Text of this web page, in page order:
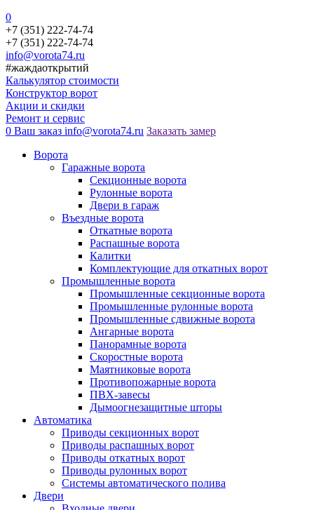
0
+7 (351) 222-74-74
+7 (351) 222-74-74
info@vorota74.ru
#жаждаоткрытий
Калькулятор стоимости
Конструктор ворот
Акции и скидки
Ремонт и сервис
0 Ваш заказ info@vorota74.ru Заказать замер
Ворота
Гаражные ворота
Секционные ворота
Рулонные ворота
Двери в гараж
Въездные ворота
Откатные ворота
Распашные ворота
Калитки
Комплектующие для откатных ворот
Промышленные ворота
Промышленные секционные ворота
Промышленные рулонные ворота
Промышленные сдвижные ворота
Ангарные ворота
Панорамные ворота
Скоростные ворота
Маятниковые ворота
Противопожарные ворота
ПВХ-завесы
Дымоогнезащитные шторы
Автоматика
Приводы секционных ворот
Приводы распашных ворот
Приводы откатных ворот
Приводы рулонных ворот
Системы автоматического полива
Двери